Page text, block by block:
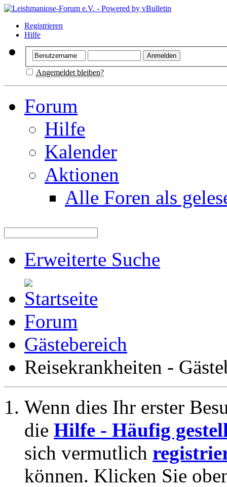
Registrieren
Hilfe
Angemeldet bleiben?
Forum
Hilfe
Kalender
Aktionen
Alle Foren als
Erweiterte Suche
Forum
Gästebereich
Reisekrankheiten -
Wenn dies Ihr erster
die Hilfe - Häufig
sich vermutlich
können. Klicken Sie